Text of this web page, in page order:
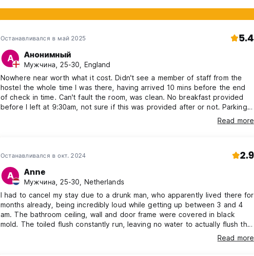
Останавливался в май 2025 5.4
А Анонимный
Мужчина, 25-30, England
Nowhere near worth what it cost. Didn't see a member of staff from the
hostel the whole time I was there, having arrived 10 mins before the end
of check in time. Can't fault the room, was clean. No breakfast provided
before I left at 9:30am, not sure if this was provided after or not. Parking
is listed on the posting, but this is not true, I parked in a paid car park a 10
minute walk from the hostel. Probably wouldn't recommend this place
Read more
Останавливался в окт. 2024 2.9
A Anne
Мужчина, 25-30, Netherlands
I had to cancel my stay due to a drunk man, who apparently lived there for
months already, being incredibly loud while getting up between 3 and 4
am. The bathroom ceiling, wall and door frame were covered in black
mold. The toiled flush constantly run, leaving no water to actually flush the
communicated with the owner who promised to have it cleaned the next
Read more